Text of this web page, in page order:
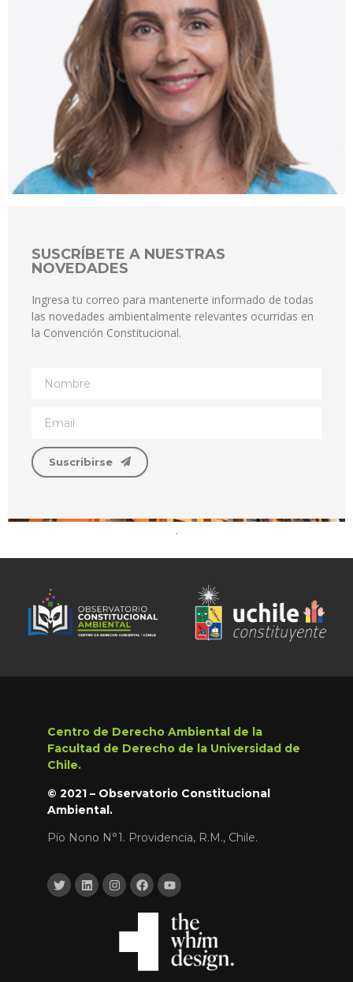
SUSCRÍBETE A NUESTRAS
NOVEDADES
Ingresa tu correo para mantenerte informado de todas
las novedades ambientalmente relevantes ocurridas en
la Convención Constitucional.
Suscribirse
.
Centro de Derecho Ambiental de la
Facultad de Derecho de la Universidad de
Chile.
© 2021 – Observatorio Constitucional
Ambiental.
Pío Nono N°1. Providencia, R.M., Chile.